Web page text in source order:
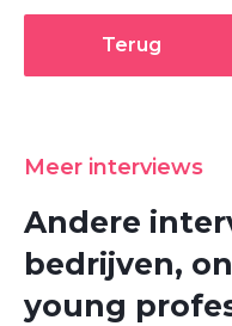
Terug
Meer interviews
Andere
bedrijven,
young